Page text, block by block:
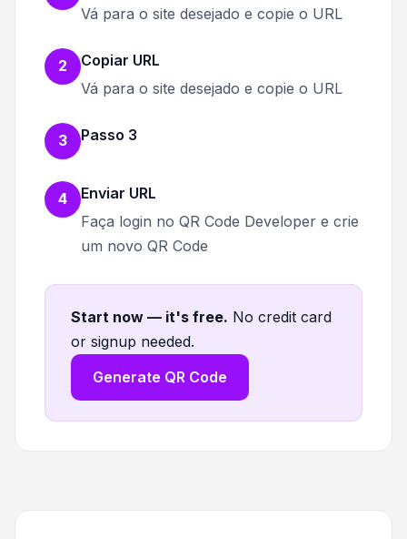
Vá para o site desejado e copie o URL
2
Copiar URL
Vá para o site desejado e copie o URL
3 Passo 3
4
Enviar URL
Faça login no QR Code Developer e crie
um novo QR Code
Start now — it's free. No credit card
or signup needed.
Generate QR Code